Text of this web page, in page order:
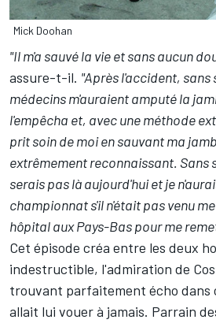
Mick Doohan
"Il m'a sauvé la vie et sans aucun
assure-t-il. "Après l'accident,
médecins m'auraient amputé la
l'empêcha et, avec une méthode
prit soin de moi en sauvant ma
extrêmement reconnaissant. Sans
serais pas là aujourd'hui et je
championnat s'il n'était pas venu
hôpital aux Pays-Bas pour me
Cet épisode créa entre les deux
indestructible, l'admiration de
trouvant parfaitement écho dans
allait lui vouer à jamais. Parrain